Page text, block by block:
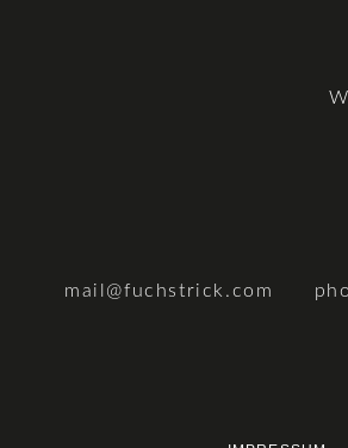
mail@fuchstrick.com